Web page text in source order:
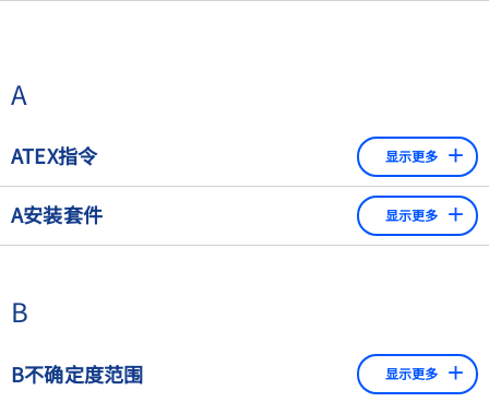
A
ATEX指令 显示更多
ATEX指令由两个欧盟指令组成，描述了在爆炸性环境中使用
的工作场所和设备的最低安全要求。ATEX的名字来源于
"Appareils destinés à être utilisés en ATmosphères
A安装套件 显示更多
B
B不确定度范围 显示更多